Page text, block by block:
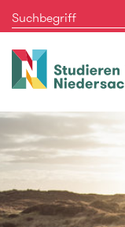
Studieren
in